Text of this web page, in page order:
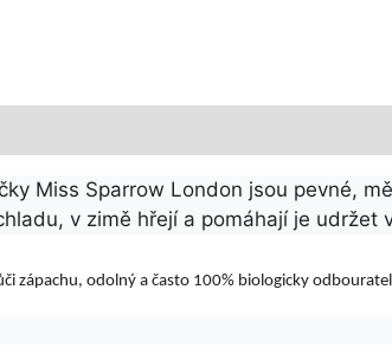
Miss Sparrow London jsou pevné,
v zimě hřejí a pomáhají je udržet
zápachu, odolný a často 100% biologicky